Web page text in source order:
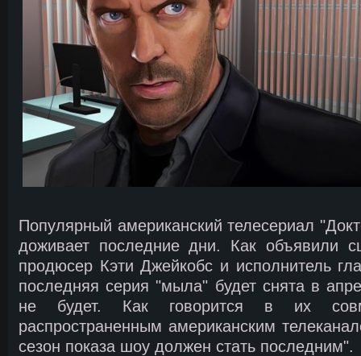
Популярный американский телесериал
доживает последние дни. Как объявили
продюсер Кэти Джейкобс и исполнитель
последняя серия "мыла" будет снята в
не будет. Как говорится в их
распространенным американским
сезон показа шоу должен стать последним".